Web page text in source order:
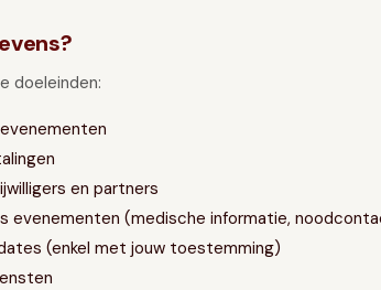
doeleinden:
en partners
evenementen (medische informatie,
(enkel met jouw toestemming)